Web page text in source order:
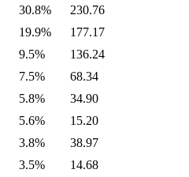
30.8% 230.76
19.9% 177.17
9.5% 136.24
7.5% 68.34
5.8% 34.90
5.6% 15.20
3.8% 38.97
3.5% 14.68